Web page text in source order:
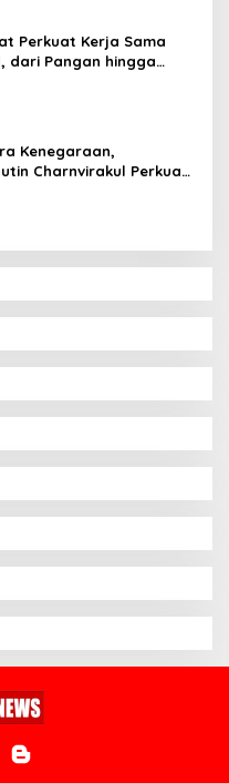
Perkuat Kerja Sama
dari Pangan hingga
Kenegaraan,
Charnvirakul Perkuat
Thailand